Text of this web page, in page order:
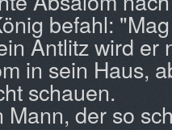
befahl:
Antlitz wird er
in sein Haus,
schauen.
der so